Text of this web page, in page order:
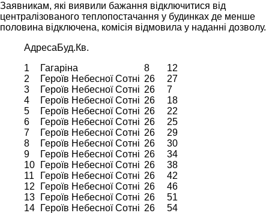
Заявникам, які виявили бажання відключитися від
централізованого теплопостачання у будинках де менше
половина відключена, комісія відмовила у наданні дозволу.
АдресаБуд.Кв.
1
Гагаріна 8
12
2
Героїв Небесної Сотні 26
27
3
Героїв Небесної Сотні 26
7
4
Героїв Небесної Сотні 26
18
5
Героїв Небесної Сотні 26
22
6
Героїв Небесної Сотні 26
25
7
Героїв Небесної Сотні 26
29
8
Героїв Небесної Сотні 26
30
9
Героїв Небесної Сотні 26
34
10
Героїв Небесної Сотні 26
38
11
Героїв Небесної Сотні 26
42
12
Героїв Небесної Сотні 26
46
13
Героїв Небесної Сотні 26
51
14
Героїв Небесної Сотні 26
54